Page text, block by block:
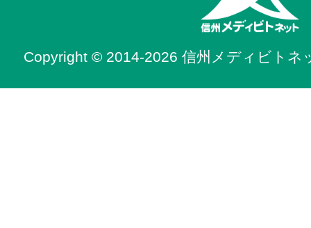
Copyright © 2014-2026 信州メディビトネ